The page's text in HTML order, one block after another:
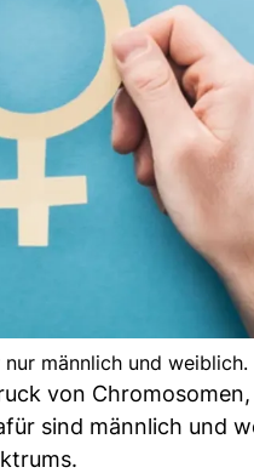
männlich und
von
sind männlich und